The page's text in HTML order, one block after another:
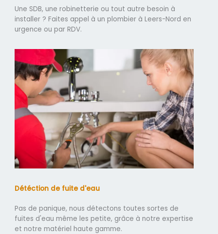
Une SDB, une robinetterie ou tout autre besoin à
installer ? Faites appel à un plombier à Leers-Nord en
urgence ou par RDV.
Détéction de fuite d'eau
Pas de panique, nous détectons toutes sortes de
fuites d'eau même les petite, grâce à notre expertise
et notre matériel haute gamme.